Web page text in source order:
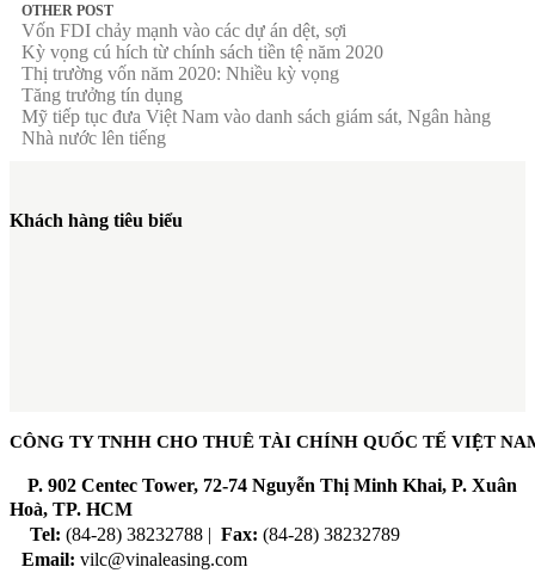
OTHER POST
Vốn FDI chảy mạnh vào các dự án dệt, sợi
Kỳ vọng cú hích từ chính sách tiền tệ năm 2020
Thị trường vốn năm 2020: Nhiều kỳ vọng
Tăng trưởng tín dụng
Mỹ tiếp tục đưa Việt Nam vào danh sách giám sát, Ngân hàng
Nhà nước lên tiếng
Khách hàng tiêu biểu
CÔNG TY TNHH CHO THUÊ TÀI CHÍNH QUỐC TẾ VIỆT
P. 902 Centec Tower, 72-74 Nguyễn Thị Minh Khai, P. Xuân
Hoà, TP. HCM
Tel: (84-28) 38232788 | Fax: (84-28) 38232789
Email: vilc@vinaleasing.com